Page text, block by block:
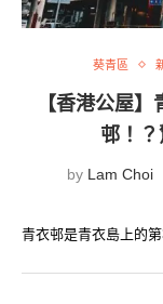
葵青區
【香港公屋
邨！
by Lam Choi
青衣邨是青衣島上的